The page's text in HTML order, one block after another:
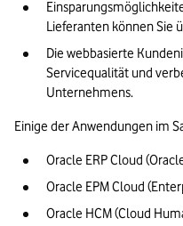
Lieferanten können Sie
Die webbasierte
Servicequalität und
Unternehmens.
Einige der Anwendungen im
Oracle ERP Cloud
Oracle EPM Cloud
Oracle HCM (Cloud